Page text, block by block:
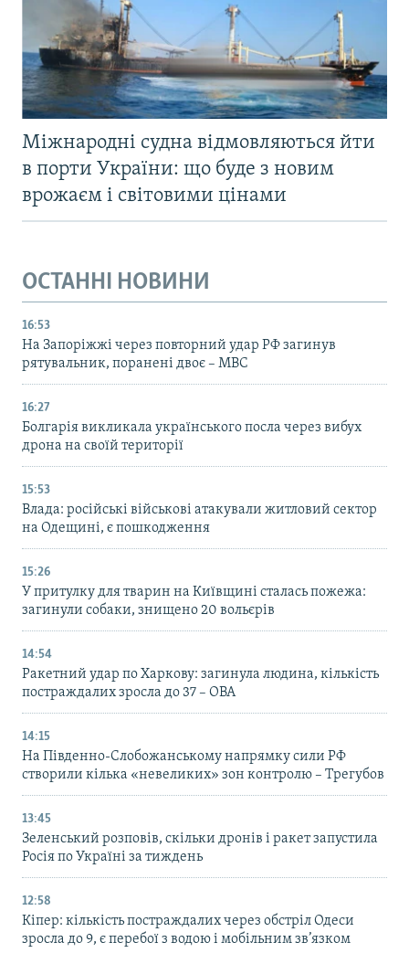
Міжнародні судна відмовляються йти
в порти України: що буде з новим
врожаєм і світовими цінами
ОСТАННІ НОВИНИ
16:53
На Запоріжжі через повторний удар РФ загинув
рятувальник, поранені двоє – МВС
16:27
Болгарія викликала українського посла через вибух
дрона на своїй території
15:53
Влада: російські військові атакували житловий сектор
на Одещині, є пошкодження
15:26
У притулку для тварин на Київщині сталась пожежа:
загинули собаки, знищено 20 вольєрів
14:54
Ракетний удар по Харкову: загинула людина, кількість
постраждалих зросла до 37 – ОВА
14:15
На Південно-Слобожанському напрямку сили РФ
створили кілька «невеликих» зон контролю – Трегубов
13:45
Зеленський розповів, скільки дронів і ракет запустила
Росія по Україні за тиждень
12:58
Кіпер: кількість постраждалих через обстріл Одеси
зросла до 9, є перебої з водою і мобільним зв’язком